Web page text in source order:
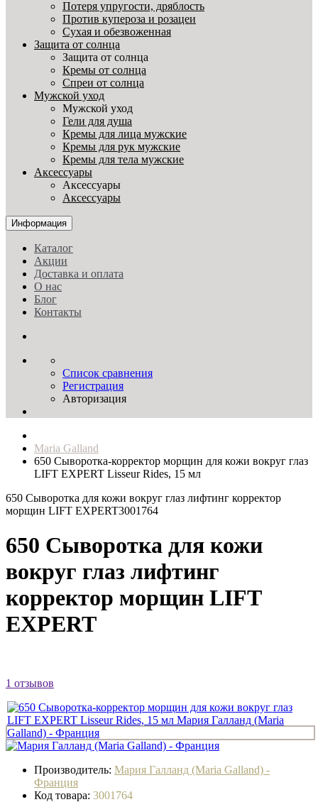
Потеря упругости, дряблость
Против купероза и розацеи
Сухая и обезвоженная
Защита от солнца
Защита от солнца
Кремы от солнца
Спреи от солнца
Мужской уход
Мужской уход
Гели для душа
Кремы для лица мужские
Кремы для рук мужские
Кремы для тела мужские
Аксессуары
Аксессуары
Аксессуары
Информация
Каталог
Акции
Доставка и оплата
О нас
Блог
Контакты
Список сравнения
Регистрация
Авторизация
Maria Galland
650 Сыворотка-корректор морщин для кожи вокруг глаз
LIFT EXPERT Lisseur Rides, 15 мл
650 Сыворотка для кожи вокруг глаз лифтинг корректор
морщин LIFT EXPERT3001764
650 Сыворотка для кожи
вокруг глаз лифтинг
корректор морщин LIFT
EXPERT
1 отзывов
Производитель: Мария Галланд (Maria Galland) -
Франция
Код товара: 3001764